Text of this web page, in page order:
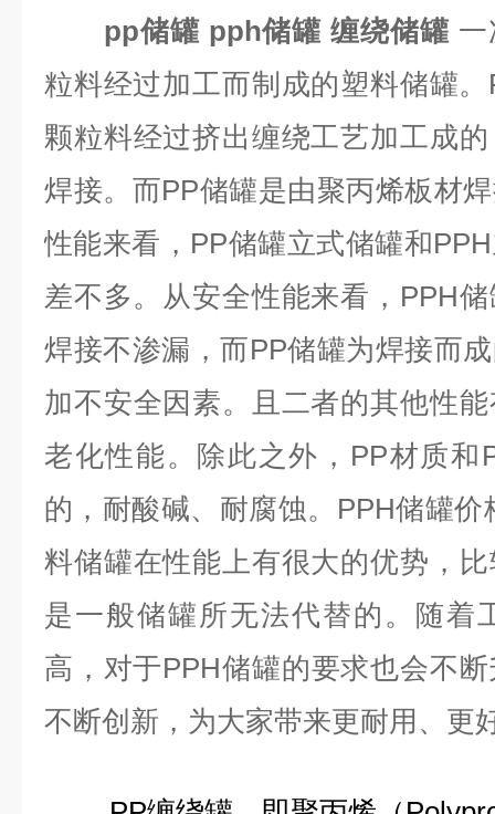
pp储罐 pph储罐 缠绕储罐
粒料经过加工而制成的塑料储罐
颗粒料经过挤出缠绕工艺加工成
焊接。而PP储罐是由聚丙烯板材
性能来看，PP储罐立式储罐和
差不多。从安全性能来看，PPH
焊接不渗漏，而PP储罐为焊接而
加不安全因素。且二者的其他性
老化性能。除此之外，PP材质和
的，耐酸碱、耐腐蚀。PPH储罐
料储罐在性能上有很大的优势，
是一般储罐所无法代替的。随着
高，对于PPH储罐的要求也会不
不断创新，为大家带来更耐用、更